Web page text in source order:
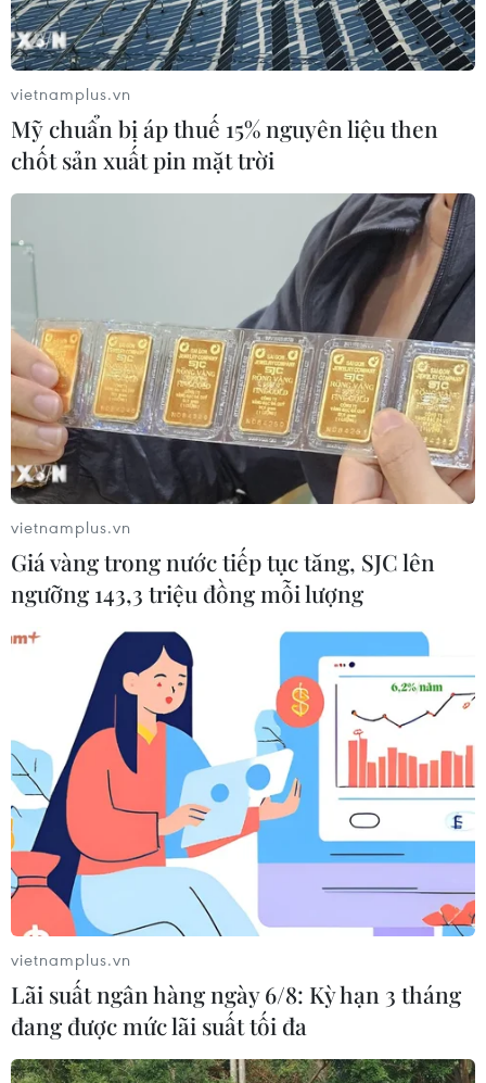
thấp tới mức sinh vật biển không thể tồn tại - đang lan
rộng và sắp đạt diện tích kỷ lục từng ghi nhận được cho
tới nay.
vietnamplus.vn
Mỹ chuẩn bị áp thuế 15% nguyên liệu then
chốt sản xuất pin mặt trời
vietnamplus.vn
Giá vàng trong nước tiếp tục tăng, SJC lên
ngưỡng 143,3 triệu đồng mỗi lượng
vietnamplus.vn
Lãi suất ngân hàng ngày 6/8: Kỳ hạn 3 tháng
đang được mức lãi suất tối đa